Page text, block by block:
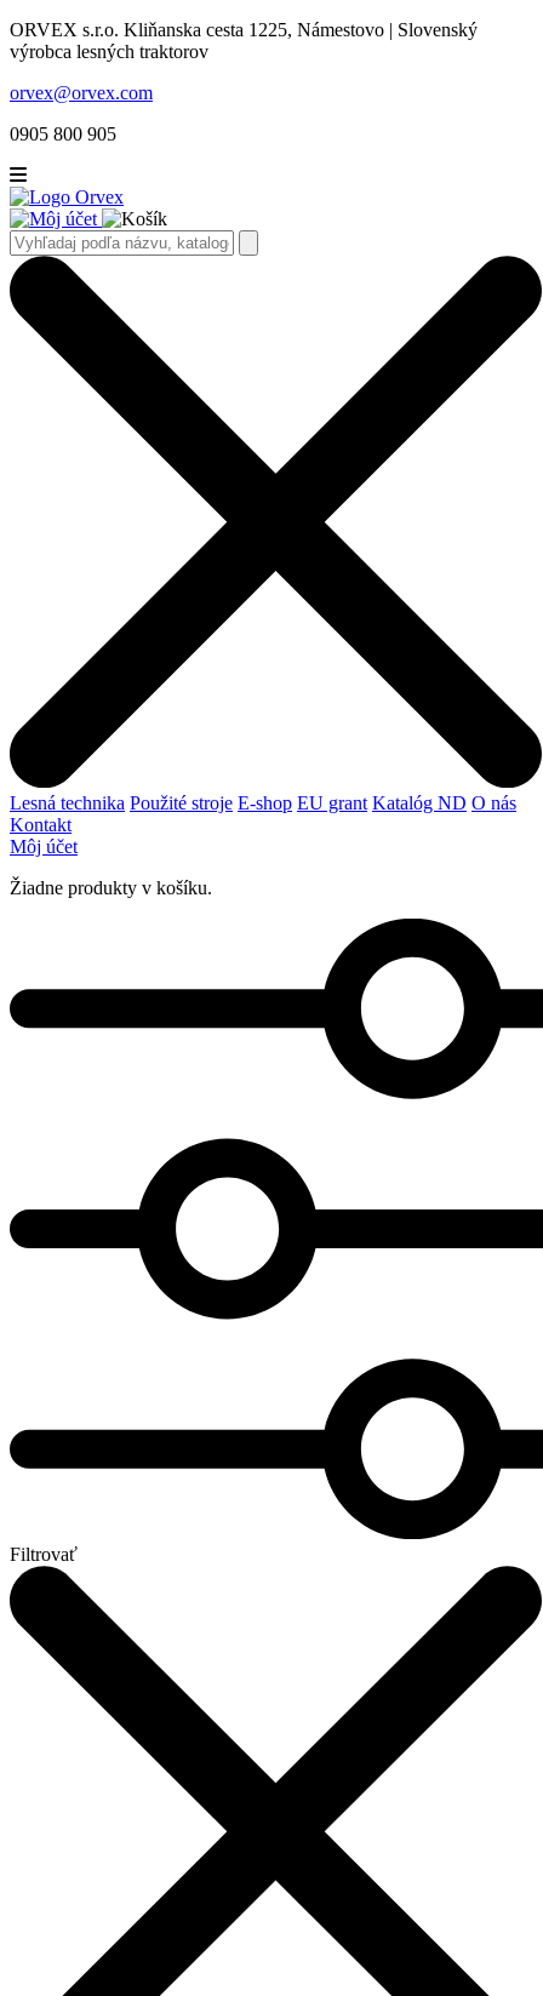
ORVEX s.r.o. Kliňanska cesta 1225, Námestovo | Slovenský
výrobca lesných traktorov
orvex@orvex.com
0905 800 905
Lesná technika Použité stroje E-shop EU grant Katalóg ND O nás
Kontakt
Môj účet
Žiadne produkty v košíku.
Filtrovať